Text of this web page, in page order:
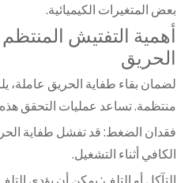
بعض المتغيرات الكيميائية.
أهمية التفتيش
الحريق
لضمان بقاء طفاية الحريق عاملة،
منتظمة. تساعد عمليات التحقق
فقدان الضغط: قد تفشل طفاية
الكافي أثناء التشغيل.